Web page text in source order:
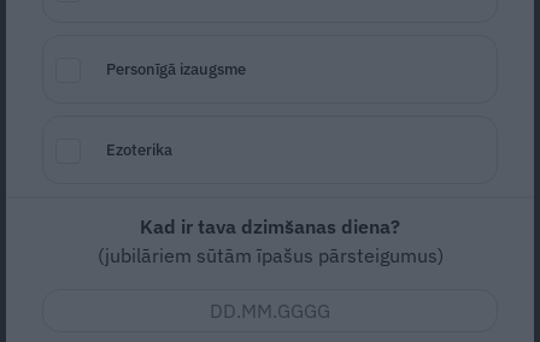
Lāce… Kā slavenības sapucējušās uz
operas «Bohēma» pirmizrādi
Personīgā izaugsme
Ezoterika
Kad ir tava dzimšanas diena?
(jubilāriem sūtām īpašus pārsteigumus)